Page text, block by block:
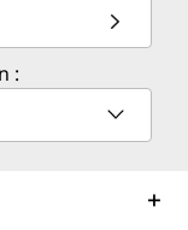
: